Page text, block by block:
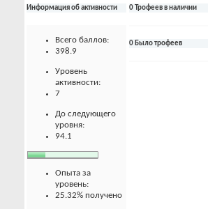
Информация об активности
Всего баллов:
398.9
Уровень
активности:
7
До следующего
уровня:
94.1
Опыта за
уровень:
25.32% получено
0 Трофеев в наличии
0 Было трофеев